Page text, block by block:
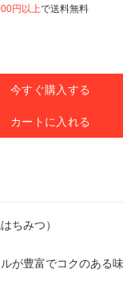
円以上で送料無料
今すぐ購入する
カートに入れる
ちみつ）
が豊富でコクのある